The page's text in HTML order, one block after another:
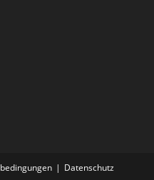
Datenschutz